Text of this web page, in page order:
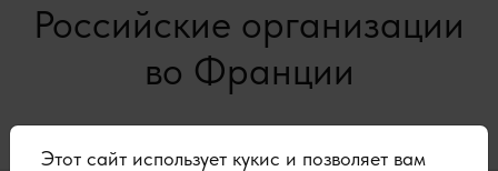
Российские организации
во Франции
Этот сайт использует кукис и позволяет вам